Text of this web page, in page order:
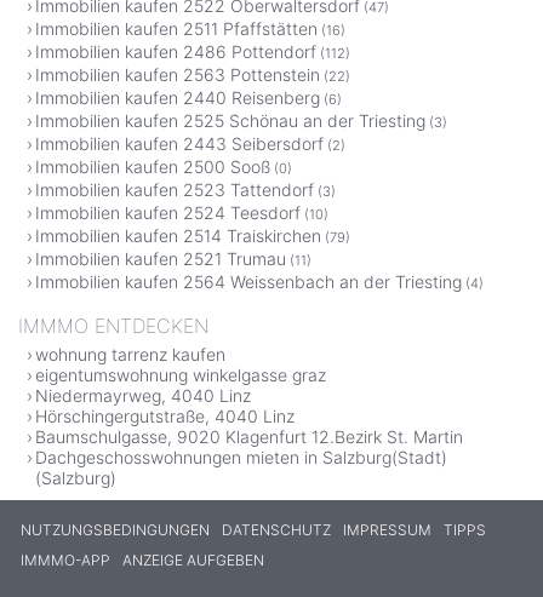
Immobilien kaufen 2522 Oberwaltersdorf (47)
Immobilien kaufen 2511 Pfaffstätten (16)
Immobilien kaufen 2486 Pottendorf (112)
Immobilien kaufen 2563 Pottenstein (22)
Immobilien kaufen 2440 Reisenberg (6)
Immobilien kaufen 2525 Schönau an der Triesting (3)
Immobilien kaufen 2443 Seibersdorf (2)
Immobilien kaufen 2500 Sooß (0)
Immobilien kaufen 2523 Tattendorf (3)
Immobilien kaufen 2524 Teesdorf (10)
Immobilien kaufen 2514 Traiskirchen (79)
Immobilien kaufen 2521 Trumau (11)
Immobilien kaufen 2564 Weissenbach an der Triesting (4)
IMMMO ENTDECKEN
wohnung tarrenz kaufen
eigentumswohnung winkelgasse graz
Niedermayrweg, 4040 Linz
Hörschingergutstraße, 4040 Linz
Baumschulgasse, 9020 Klagenfurt 12.Bezirk St. Martin
Dachgeschosswohnungen mieten in Salzburg(Stadt)
(Salzburg)
NUTZUNGSBEDINGUNGEN DATENSCHUTZ IMPRESSUM
TIPPS
IMMMO-APP
ANZEIGE AUFGEBEN